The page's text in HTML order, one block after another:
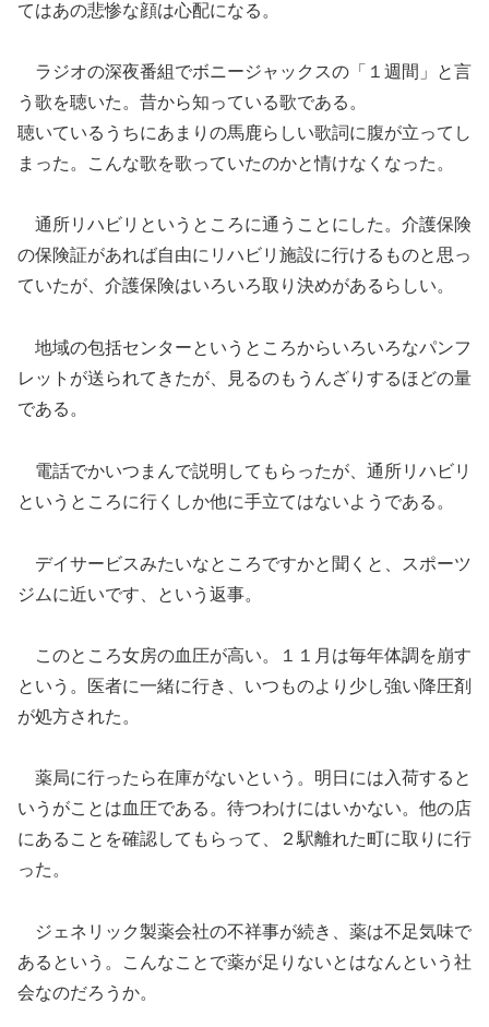
てはあの悲惨な顔は心配になる 。
ラジオの深夜番組でボニージャックスの 「 １週間 」
と言
う歌を聴いた。昔から知っている歌である。
聴いているうちにあまりの馬鹿らしい歌詞に腹が立ってし
まった。こんな歌を歌っていたのかと情けなくなった。
通所リハビリ というところに通うことにした。介護保険
の保険証があれば自由にリハビリ施設に行けるものと思っ
ていたが、介護保険はいろいろ取り決めがあるらしい。
地域の包括センターと い うところからいろいろなパンフ
レットが送られてきたが、見るのもうんざりするほどの量
である。
電話でかいつまんで説明してもらったが、 通所リハビリ
というところに行くしか他に手立てはないようである。
デイサービスみたいなところですかと聞くと、スポーツ
ジムに近いです、という返事。
このところ女房の血圧が高い。１１月は毎年体調を崩す
という。医者に一緒に行き、いつものより少し強い降圧剤
が処方された。
薬局に行ったら在庫がないという。明日には入荷すると
いうがことは血圧である。待つわけにはいかない。他の店
にあることを確認してもらって 、
２駅離れた町に取りに行
った。
ジェネリック製薬会社の不祥事が続き
薬は不足気味で
あるという。こんなことで薬が足りないとはなんという社
会なのだろうか。